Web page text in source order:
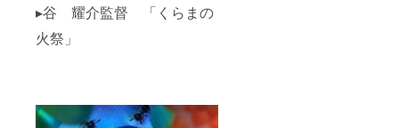
▸谷 耀介監督 「くらまの
火祭」